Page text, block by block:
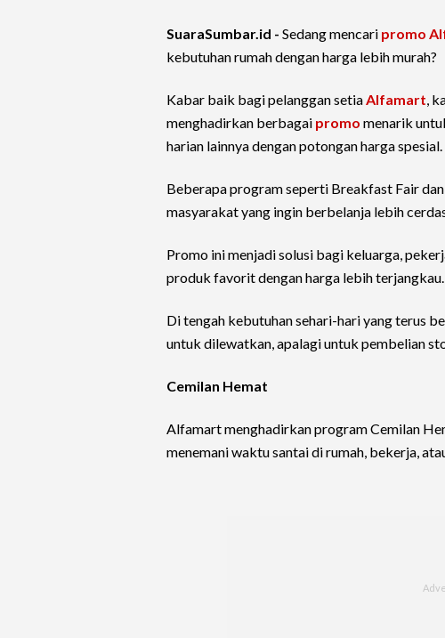
SuaraSumbar.id - Sedang mencari promo
kebutuhan rumah dengan harga lebih murah?
Kabar baik bagi pelanggan setiaAlfamart,
menghadirkan berbagai promo menarik
harian lainnya dengan potongan harga spesial.
Beberapa program seperti Breakfast Fair
masyarakat yang ingin berbelanja lebih
Promo ini menjadi solusi bagi keluarga,
produk favorit dengan harga lebih terjangkau.
Di tengah kebutuhan sehari-hari yang terus
untuk dilewatkan, apalagi untuk pembelian
Cemilan Hemat
Alfamart menghadirkan program Cemilan
menemani waktu santai di rumah, bekerja,